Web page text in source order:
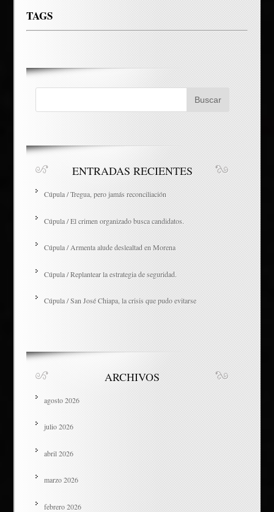
TAGS
ENTRADAS RECIENTES
Cúpula / Tregua, pero jamás reconciliación
Cúpula / El crimen organizado busca candidatos.
Cúpula / Armenta alude deslealtad en Morena
Cúpula / Replantear la estrategia de seguridad.
Cúpula / San José Chiapa, la crisis que pudo evitarse
ARCHIVOS
agosto 2026
julio 2026
abril 2026
marzo 2026
febrero 2026